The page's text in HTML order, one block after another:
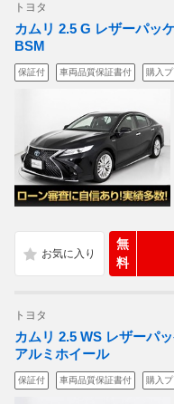
トヨタ
カムリ 2.5 G レザーパ
BSM
保証付 車両品質保証書付 購入
無
料
トヨタ
カムリ 2.5 WS レザー
アルミホイール
保証付 車両品質保証書付 購入